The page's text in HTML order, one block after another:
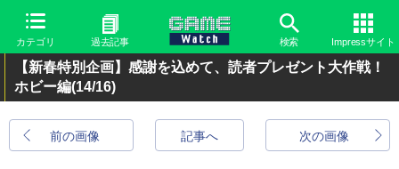
カテゴリ 過去記事 検索 Impressサイト
【新春特別企画】感謝を込めて、読者プレゼント大作戦！
ホビー編(14/16)
前の画像 次の画像
記事へ